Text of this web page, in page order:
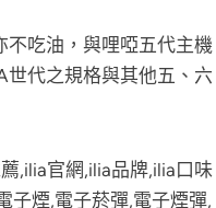
不吃油，與哩啞五代主機
代之規格與其他五、六